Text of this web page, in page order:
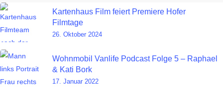
Kartenhaus Film feiert Premiere Hofer
Filmtage
26. Oktober 2024
Wohnmobil Vanlife Podcast Folge 5 – Raphael
& Kati Bork
17. Januar 2022